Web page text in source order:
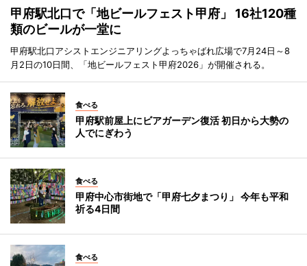
甲府駅北口で「地ビールフェスト甲府」 16社120種
類のビールが一堂に
甲府駅北口アシストエンジニアリングよっちゃばれ広場で7月24日～8
月2日の10日間、「地ビールフェスト甲府2026」が開催される。
食べる
甲府駅前屋上にビアガーデン復活 初日から大勢の
人でにぎわう
食べる
甲府中心市街地で「甲府七夕まつり」 今年も平和
祈る4日間
食べる